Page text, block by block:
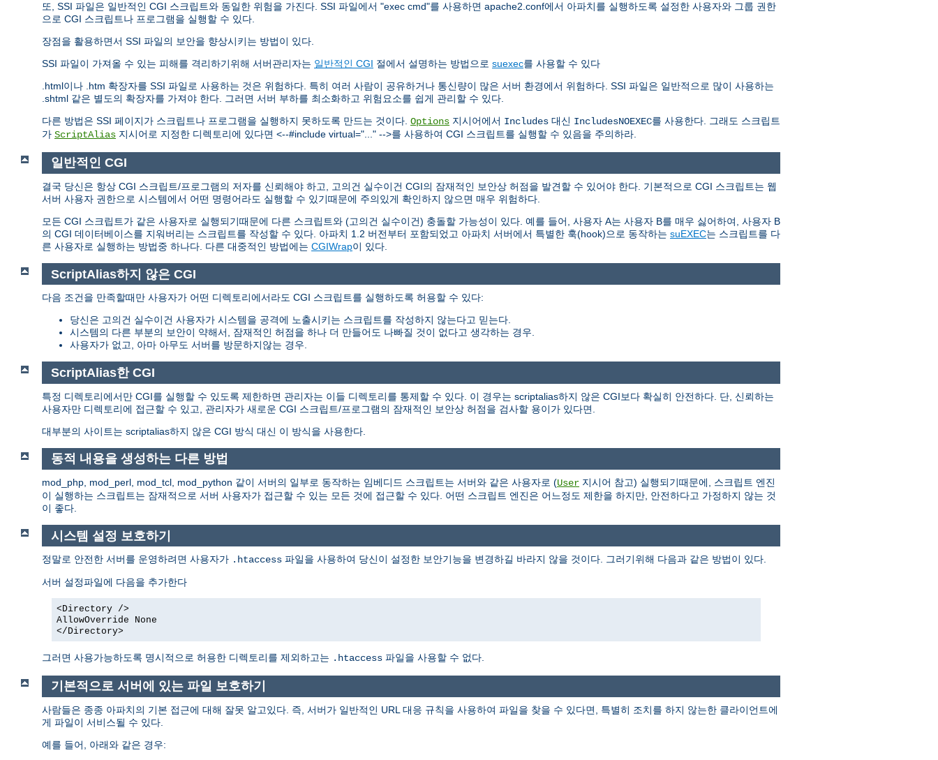
또, SSI 파일은 일반적인 CGI 스크립트와 동일한 위험을 가진다. SSI 파일에서 "exec cmd"를 사용하면 apache2.conf에서 아파치를 실행하도록 설정한 사용자와 그룹 권한
으로 CGI 스크립트나 프로그램을 실행할 수 있다.
장점을 활용하면서 SSI 파일의 보안을 향상시키는 방법이 있다.
SSI 파일이 가져올 수 있는 피해를 격리하기위해 서버관리자는 일반적인 CGI 절에서 설명하는 방법으로 suexec를 사용할 수 있다
.html이나 .htm 확장자를 SSI 파일로 사용하는 것은 위험하다. 특히 여러 사람이 공유하거나 통신량이 많은 서버 환경에서 위험하다. SSI 파일은 일반적으로 많이 사용하는
.shtml 같은 별도의 확장자를 가져야 한다. 그러면 서버 부하를 최소화하고 위험요소를 쉽게 관리할 수 있다.
다른 방법은 SSI 페이지가 스크립트나 프로그램을 실행하지 못하도록 만드는 것이다. Options 지시어에서 Includes 대신 IncludesNOEXEC를 사용한다. 그래도 스크립트
가 ScriptAlias 지시어로 지정한 디렉토리에 있다면 <--#include virtual="..." -->를 사용하여 CGI 스크립트를 실행할 수 있음을 주의하라.
일반적인 CGI
결국 당신은 항상 CGI 스크립트/프로그램의 저자를 신뢰해야 하고, 고의건 실수이건 CGI의 잠재적인 보안상 허점을 발견할 수 있어야 한다. 기본적으로 CGI 스크립트는 웹
서버 사용자 권한으로 시스템에서 어떤 명령어라도 실행할 수 있기때문에 주의있게 확인하지 않으면 매우 위험하다.
모든 CGI 스크립트가 같은 사용자로 실행되기때문에 다른 스크립트와 (고의건 실수이건) 충돌할 가능성이 있다. 예를 들어, 사용자 A는 사용자 B를 매우 싫어하여, 사용자 B
의 CGI 데이터베이스를 지워버리는 스크립트를 작성할 수 있다. 아파치 1.2 버전부터 포함되었고 아파치 서버에서 특별한 훅(hook)으로 동작하는 suEXEC는 스크립트를 다
른 사용자로 실행하는 방법중 하나다. 다른 대중적인 방법에는 CGIWrap이 있다.
ScriptAlias하지 않은 CGI
다음 조건을 만족할때만 사용자가 어떤 디렉토리에서라도 CGI 스크립트를 실행하도록 허용할 수 있다:
당신은 고의건 실수이건 사용자가 시스템을 공격에 노출시키는 스크립트를 작성하지 않는다고 믿는다.
시스템의 다른 부분의 보안이 약해서, 잠재적인 허점을 하나 더 만들어도 나빠질 것이 없다고 생각하는 경우.
사용자가 없고, 아마 아무도 서버를 방문하지않는 경우.
ScriptAlias한 CGI
특정 디렉토리에서만 CGI를 실행할 수 있도록 제한하면 관리자는 이들 디렉토리를 통제할 수 있다. 이 경우는 scriptalias하지 않은 CGI보다 확실히 안전하다. 단, 신뢰하는
사용자만 디렉토리에 접근할 수 있고, 관리자가 새로운 CGI 스크립트/프로그램의 잠재적인 보안상 허점을 검사할 용이가 있다면.
대부분의 사이트는 scriptalias하지 않은 CGI 방식 대신 이 방식을 사용한다.
동적 내용을 생성하는 다른 방법
mod_php, mod_perl, mod_tcl, mod_python 같이 서버의 일부로 동작하는 임베디드 스크립트는 서버와 같은 사용자로 (User 지시어 참고) 실행되기때문에, 스크립트 엔진
이 실행하는 스크립트는 잠재적으로 서버 사용자가 접근할 수 있는 모든 것에 접근할 수 있다. 어떤 스크립트 엔진은 어느정도 제한을 하지만, 안전하다고 가정하지 않는 것
이 좋다.
시스템 설정 보호하기
정말로 안전한 서버를 운영하려면 사용자가 .htaccess 파일을 사용하여 당신이 설정한 보안기능을 변경하길 바라지 않을 것이다. 그러기위해 다음과 같은 방법이 있다.
서버 설정파일에 다음을 추가한다
<Directory />
AllowOverride None
</Directory>
그러면 사용가능하도록 명시적으로 허용한 디렉토리를 제외하고는 .htaccess 파일을 사용할 수 없다.
기본적으로 서버에 있는 파일 보호하기
사람들은 종종 아파치의 기본 접근에 대해 잘못 알고있다. 즉, 서버가 일반적인 URL 대응 규칙을 사용하여 파일을 찾을 수 있다면, 특별히 조치를 하지 않는한 클라이언트에
게 파일이 서비스될 수 있다.
예를 들어, 아래와 같은 경우: